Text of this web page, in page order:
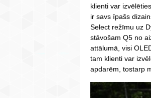
klienti var
ir savs īpašs
Select režīmu uz
stāvošam Q5 no
attālumā, visi
tam klienti var
apdarēm, tostarp